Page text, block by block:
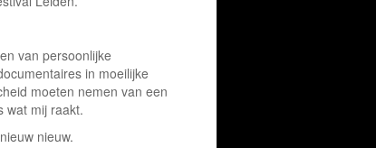
van persoonlijke
in moeilijke
moeten nemen van een
wat mij raakt.
nieuw.